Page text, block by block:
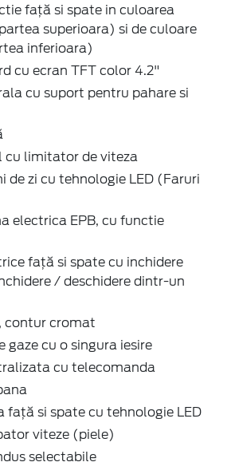
față si spate in culoarea
superioara) si de culoare
inferioara)
cu ecran TFT color 4.2"
cu suport pentru pahare si
cu limitator de viteza
de zi cu tehnologie LED (Faruri
electrica EPB, cu functie
față si spate cu inchidere
/ deschidere dintr-un
contur cromat
gaze cu o singura iesire
cu telecomanda
față si spate cu tehnologie LED
viteze (piele)
selectabile